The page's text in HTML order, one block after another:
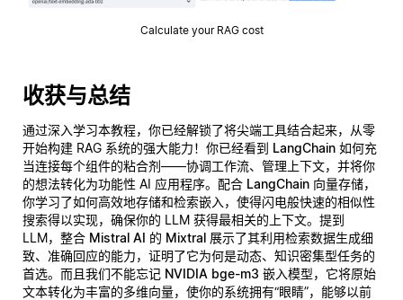
Calculate your RAG cost
收获与总结
通过深入学习本教程，你已经解锁了将尖端工具结合起来，从零
开始构建 RAG 系统的强大能力！你已经看到 LangChain 如何充
当连接每个组件的粘合剂——协调工作流、管理上下文，并将你
的想法转化为功能性 AI 应用程序。配合 LangChain 向量存储，
你学习了如何高效地存储和检索嵌入，使得闪电般快速的相似性
搜索得以实现，确保你的 LLM 获得最相关的上下文。提到
LLM，整合 Mistral AI 的 Mixtral 展示了其利用检索数据生成细
致、准确回应的能力，证明了它为何是动态、知识密集型任务的
首选。而且我们不能忘记 NVIDIA bge-m3 嵌入模型，它将原始
文本转化为丰富的多维向量，使你的系统拥有“眼睛”，能够以前